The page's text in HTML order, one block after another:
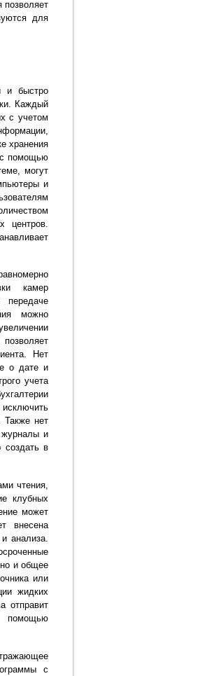
для
и быстро
Каждый
с учетом
хранения
помощью
могут
и
центров.
камер
передаче
можно
Нет
о дате и
учета
Также нет
журналы и
создать в
чтения,
клубных
может
внесена
анализа.
и общее
или
жидких
отправит
помощью
с